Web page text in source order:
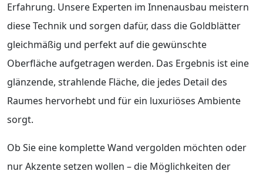
Erfahrung. Unsere Experten im Innenausbau meistern
diese Technik und sorgen dafür, dass die Goldblätter
gleichmäßig und perfekt auf die gewünschte
Oberfläche aufgetragen werden. Das Ergebnis ist eine
glänzende, strahlende Fläche, die jedes Detail des
Raumes hervorhebt und für ein luxuriöses Ambiente
sorgt.
Ob Sie eine komplette Wand vergolden möchten oder
nur Akzente setzen wollen – die Möglichkeiten der